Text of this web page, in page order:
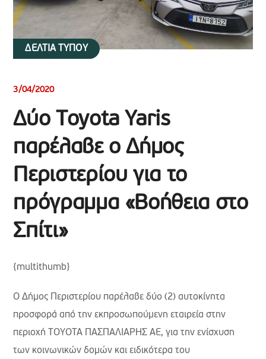
ΔΕΛΤΙΑ ΤΥΠΟΥ
3/04/2020
Δύο Toyota Yaris
παρέλαβε ο Δήμος
Περιστερίου για το
πρόγραμμα «Βοήθεια στο
Σπίτι»
{multithumb}
Ο Δήμος Περιστερίου παρέλαβε δύο (2) αυτοκίνητα
προσφορά από την εκπροσωπούμενη εταιρεία στην
περιοχή TOYOTA ΠΑΣΠΑΛΙΑΡΗΣ ΑΕ, για την ενίσχυση
των κοινωνικών δομών και ειδικότερα του